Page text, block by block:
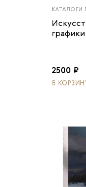
КАТАЛОГИ
графики
2500 ₽
В